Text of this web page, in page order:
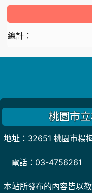
總計：
桃園市
地址：32651 桃園市
電話：03-4756261
本站所發布的內容皆以